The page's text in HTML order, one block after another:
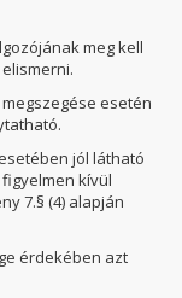
meg kell
esetén
jól látható
kívül
7.§ (4) alapján
érdekében azt